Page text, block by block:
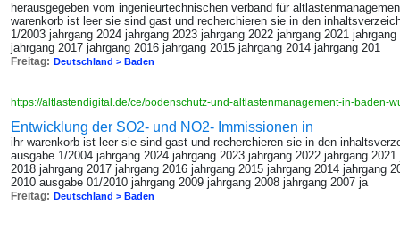
herausgegeben vom ingenieurtechnischen verband für
warenkorb ist leer sie sind gast und recherchieren sie in den
1/2003 jahrgang 2024 jahrgang 2023 jahrgang 2022 jahrgang 2021
jahrgang 2017 jahrgang 2016 jahrgang 2015 jahrgang 2014 jahrgang 201
Freitag: Deutschland > Baden
https://altlastendigital.de/ce/bodenschutz-und-altlastenmanagement-in-baden-
Entwicklung der SO2- und NO2- Immissionen in
ihr warenkorb ist leer sie sind gast und recherchieren sie in den
ausgabe 1/2004 jahrgang 2024 jahrgang 2023 jahrgang 2022 jahrgang
2018 jahrgang 2017 jahrgang 2016 jahrgang 2015 jahrgang 2014 jahrgang
2010 ausgabe 01/2010 jahrgang 2009 jahrgang 2008 jahrgang 2007 ja
Freitag: Deutschland > Baden